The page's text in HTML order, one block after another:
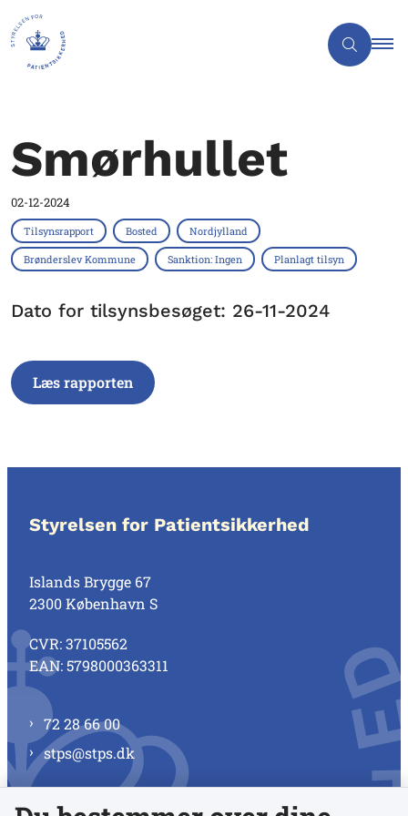
Smørhullet
02-12-2024
Tilsynsrapport Bosted Nordjylland
Brønderslev Kommune Sanktion: Ingen Planlagt tilsyn
Dato for tilsynsbesøget: 26-11-2024
Læs rapporten
Styrelsen for Patientsikkerhed
Islands Brygge 67
2300 København S
CVR: 37105562
EAN: 5798000363311
72 28 66 00
stps@stps.dk